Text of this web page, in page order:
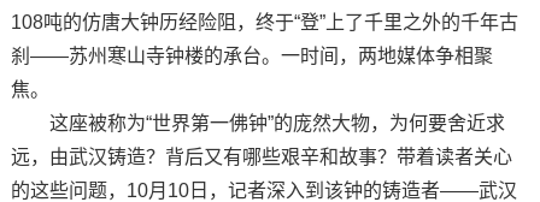
108吨的仿唐大钟历经险阻，终于“登”上了千里之外的千年古
刹——苏州寒山寺钟楼的承台。一时间，两地媒体争相聚
焦。
这座被称为“世界第一佛钟”的庞然大物，为何要舍近求
远，由武汉铸造？背后又有哪些艰辛和故事？带着读者关心
的这些问题，10月10日，记者深入到该钟的铸造者——武汉